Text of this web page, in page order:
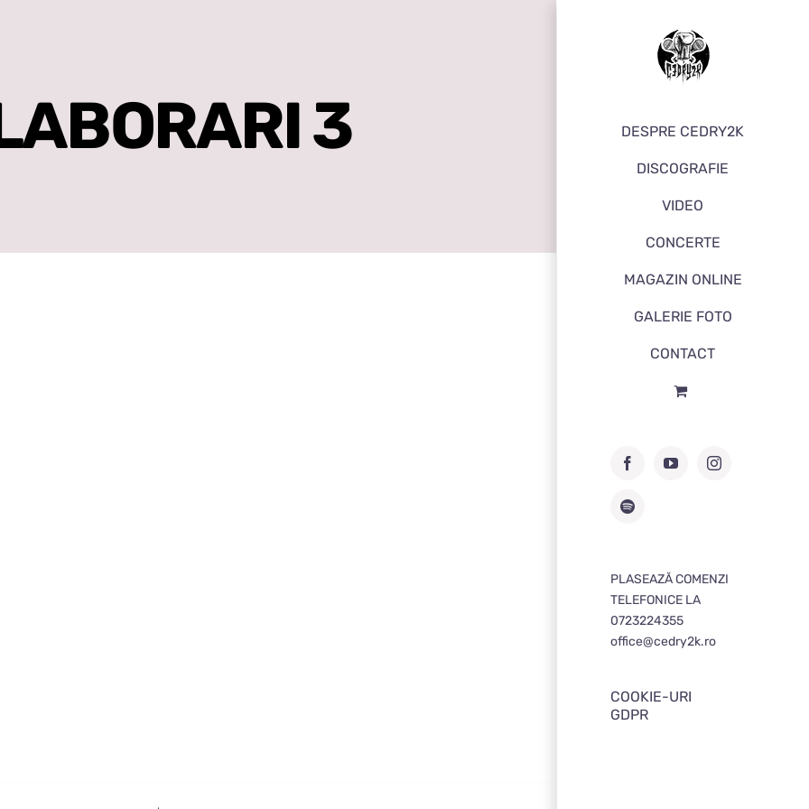
DESPRE CEDRY2K
DISCOGRAFIE
VIDEO
CONCERTE
MAGAZIN ONLINE
GALERIE FOTO
CONTACT
FacebookYouTubeInstagram
Spotify
PLASEAZĂ COMENZI
TELEFONICE LA
0723224355
office@cedry2k.ro
COOKIE-URI
GDPR
3